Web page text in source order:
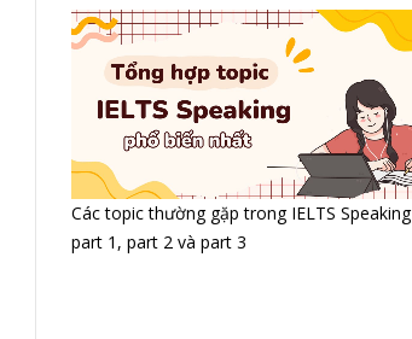
Các topic thường gặp trong IELTS Speaking
part 1, part 2 và part 3